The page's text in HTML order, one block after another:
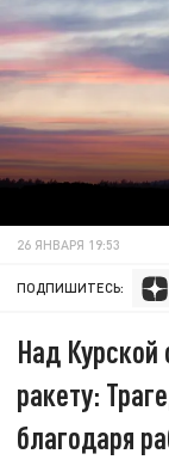
26 ЯНВАРЯ 19:53
ПОДПИШИТЕСЬ:
Над Курской
ракету:
благодаря